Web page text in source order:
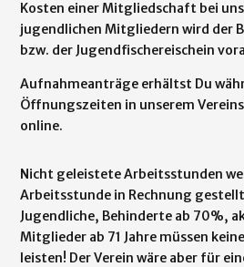
Kosten einer Mitgliedschaft bei
jugendlichen Mitgliedern wird der
bzw. der Jugendfischereischein
Aufnahmeanträge erhältst Du
Öffnungszeiten in unserem
online.
Nicht geleistete Arbeitsstunden
Arbeitsstunde in Rechnung
Jugendliche, Behinderte ab 70%,
Mitglieder ab 71 Jahre müssen
leisten! Der Verein wäre aber für